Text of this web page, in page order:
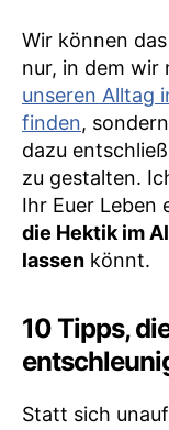
Wir können
nur, in dem wir
unseren Alltag
finden,
dazu
zu gestalten.
Ihr Euer Leben
die Hektik im
lassen könnt.
10 Tipps,
Statt sich